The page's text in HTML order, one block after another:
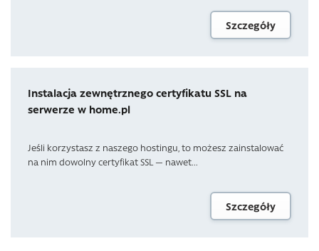
Szczegóły
Instalacja zewnętrznego certyfikatu SSL na
serwerze w home.pl
Jeśli korzystasz z naszego hostingu, to możesz zainstalować
na nim dowolny certyfikat SSL — nawet...
Szczegóły